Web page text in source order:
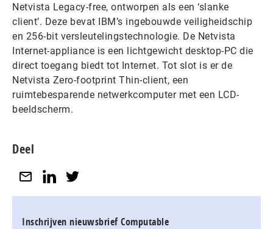
Netvista Legacy-free, ontworpen als een ‘slanke
client’. Deze bevat IBM’s ingebouwde veiligheidschip
en 256-bit versleutelingstechnologie. De Netvista
Internet-appliance is een lichtgewicht desktop-PC die
direct toegang biedt tot Internet. Tot slot is er de
Netvista Zero-footprint Thin-client, een
ruimtebesparende netwerkcomputer met een LCD-
beeldscherm.
Deel
Inschrijven nieuwsbrief Computable